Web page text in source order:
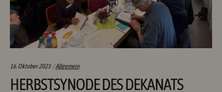
16. Oktober 2023 Categories:
Allgemein
HERBSTSYNODE DES DEKANATS